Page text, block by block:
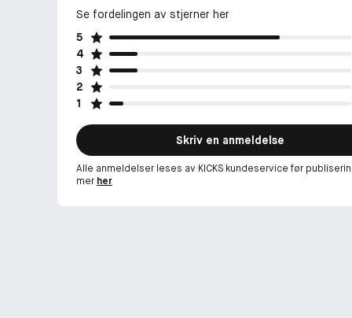
Se fordelingen av stjerner her
5
4
3
2
1
Skriv en anmeldelse
Alle anmeldelser leses av KICKS kundeservice før
mer her